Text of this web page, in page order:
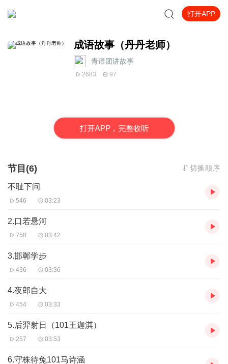
打开APP
成语故事（丹丹老师）
青语团讲故事
2683 97
打开APP，完整收听
节目(6) 切换顺序
不耻下问
546 03:23
2.口若悬河
750 03:42
3.邯郸学步
436 03:36
4.夜郎自大
454 03:33
5.后羿射日（101王迦淇）
257 03:53
6.守株待兔101马诗涵